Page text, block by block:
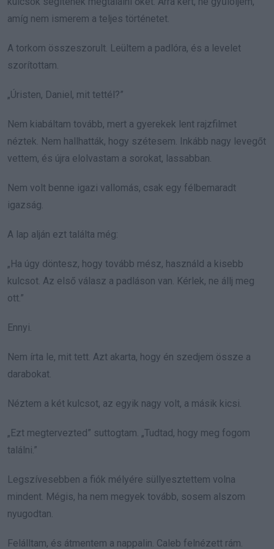
amíg nem ismerem a teljes történetet.
A torkom összeszorult. Leültem a padlóra, és a levelet
szorítottam.
„Úristen, Daniel, mit tettél?”
Nem kiabáltam tovább, mert a gyerekek lent rajzfilmet
néztek. Nem hallhatták, hogy szétesem. Inkább nagy levegőt
vettem, és újra elolvastam a sorokat, lassabban.
Nem volt benne igazi vallomás, csak egy félbemaradt
igazság.
A lap alján ezt találta még:
„Ha úgy döntesz, hogy tovább mész, használd a kisebb
kulcsot. Az első válasz a padláson van. Kérlek, ne állj meg
ott.”
Ennyi.
Nem írta le, mit tett. Azt akarta, hogy én szedjem össze a
darabokat.
Néztem a két kulcsot, az egyik nagy volt, a másik kicsi.
„Ezt megtervezted” suttogtam. „Tudtad, hogy meg fogom
találni.”
Legszívesebben a fiók mélyére süllyesztettem volna
mindent. Mégis, ha nem megyek tovább, sosem alszom
nyugodtan.
Felálltam, és átmentem a nappalin. Caleb felnézett rám.